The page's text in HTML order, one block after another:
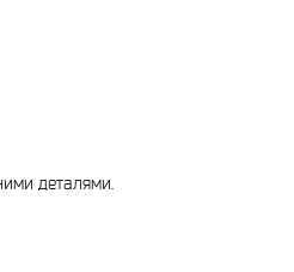
деталями.